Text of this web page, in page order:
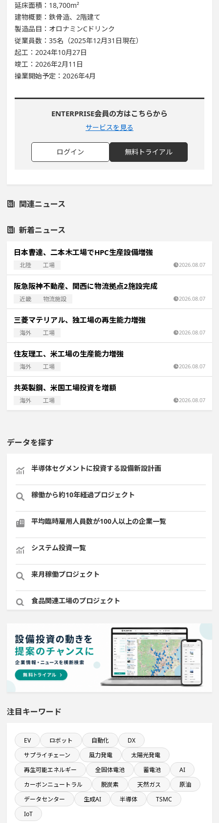
延床面積：18,700m²
建物概要：鉄骨造、2階建て
製造品目：オロナミンCドリンク
従業員数：35名（2025年12月31日現在）
起工：2024年10月27日
竣工：2026年2月11日
操業開始予定：2026年4月
ENTERPRISE会員の方はこちらから
サービスを見る
ログイン 無料トライアル
関連ニュース
新着ニュース
日本曹達、二本木工場でHPC生産設備増強
北陸 工場 2026.08.07
阪急阪神不動産、関西に物流拠点2施設完成
近畿 物流施設 2026.08.07
三菱マテリアル、独工場の再生能力増強
海外 工場 2026.08.07
住友理工、米工場の生産能力増強
海外 工場 2026.08.07
共英製鋼、米国工場投資を増額
海外 工場 2026.08.07
データを探す
半導体セグメントに投資する設備新設計画
稼働から約10年経過プロジェクト
平均臨時雇用人員数が100人以上の企業一覧
システム投資一覧
来月稼働プロジェクト
食品関連工場のプロジェクト
稼働から約5年経過プロジェクト
1億円以上のソフトウェア投資する設備新設計画
直近3か月以内に完成プロジェクト
来月着工プロジェクト
医薬品工場のプロジェクト
九州地方で投資額10億円以上プロジェクト
完成から約10年経過プロジェクト
ホテル・宿泊事業を営む会社で10億円以上投資する設備
注目キーワード
EV ロボット 自動化
DX
サプライチェーン
風力発電
太陽光発電
再生可能エネルギー
全固体電池 蓄電池
AI
カーボンニュートラル
脱炭素 天然ガス
原油
データセンター
生成AI 半導体
TSMC
IoT